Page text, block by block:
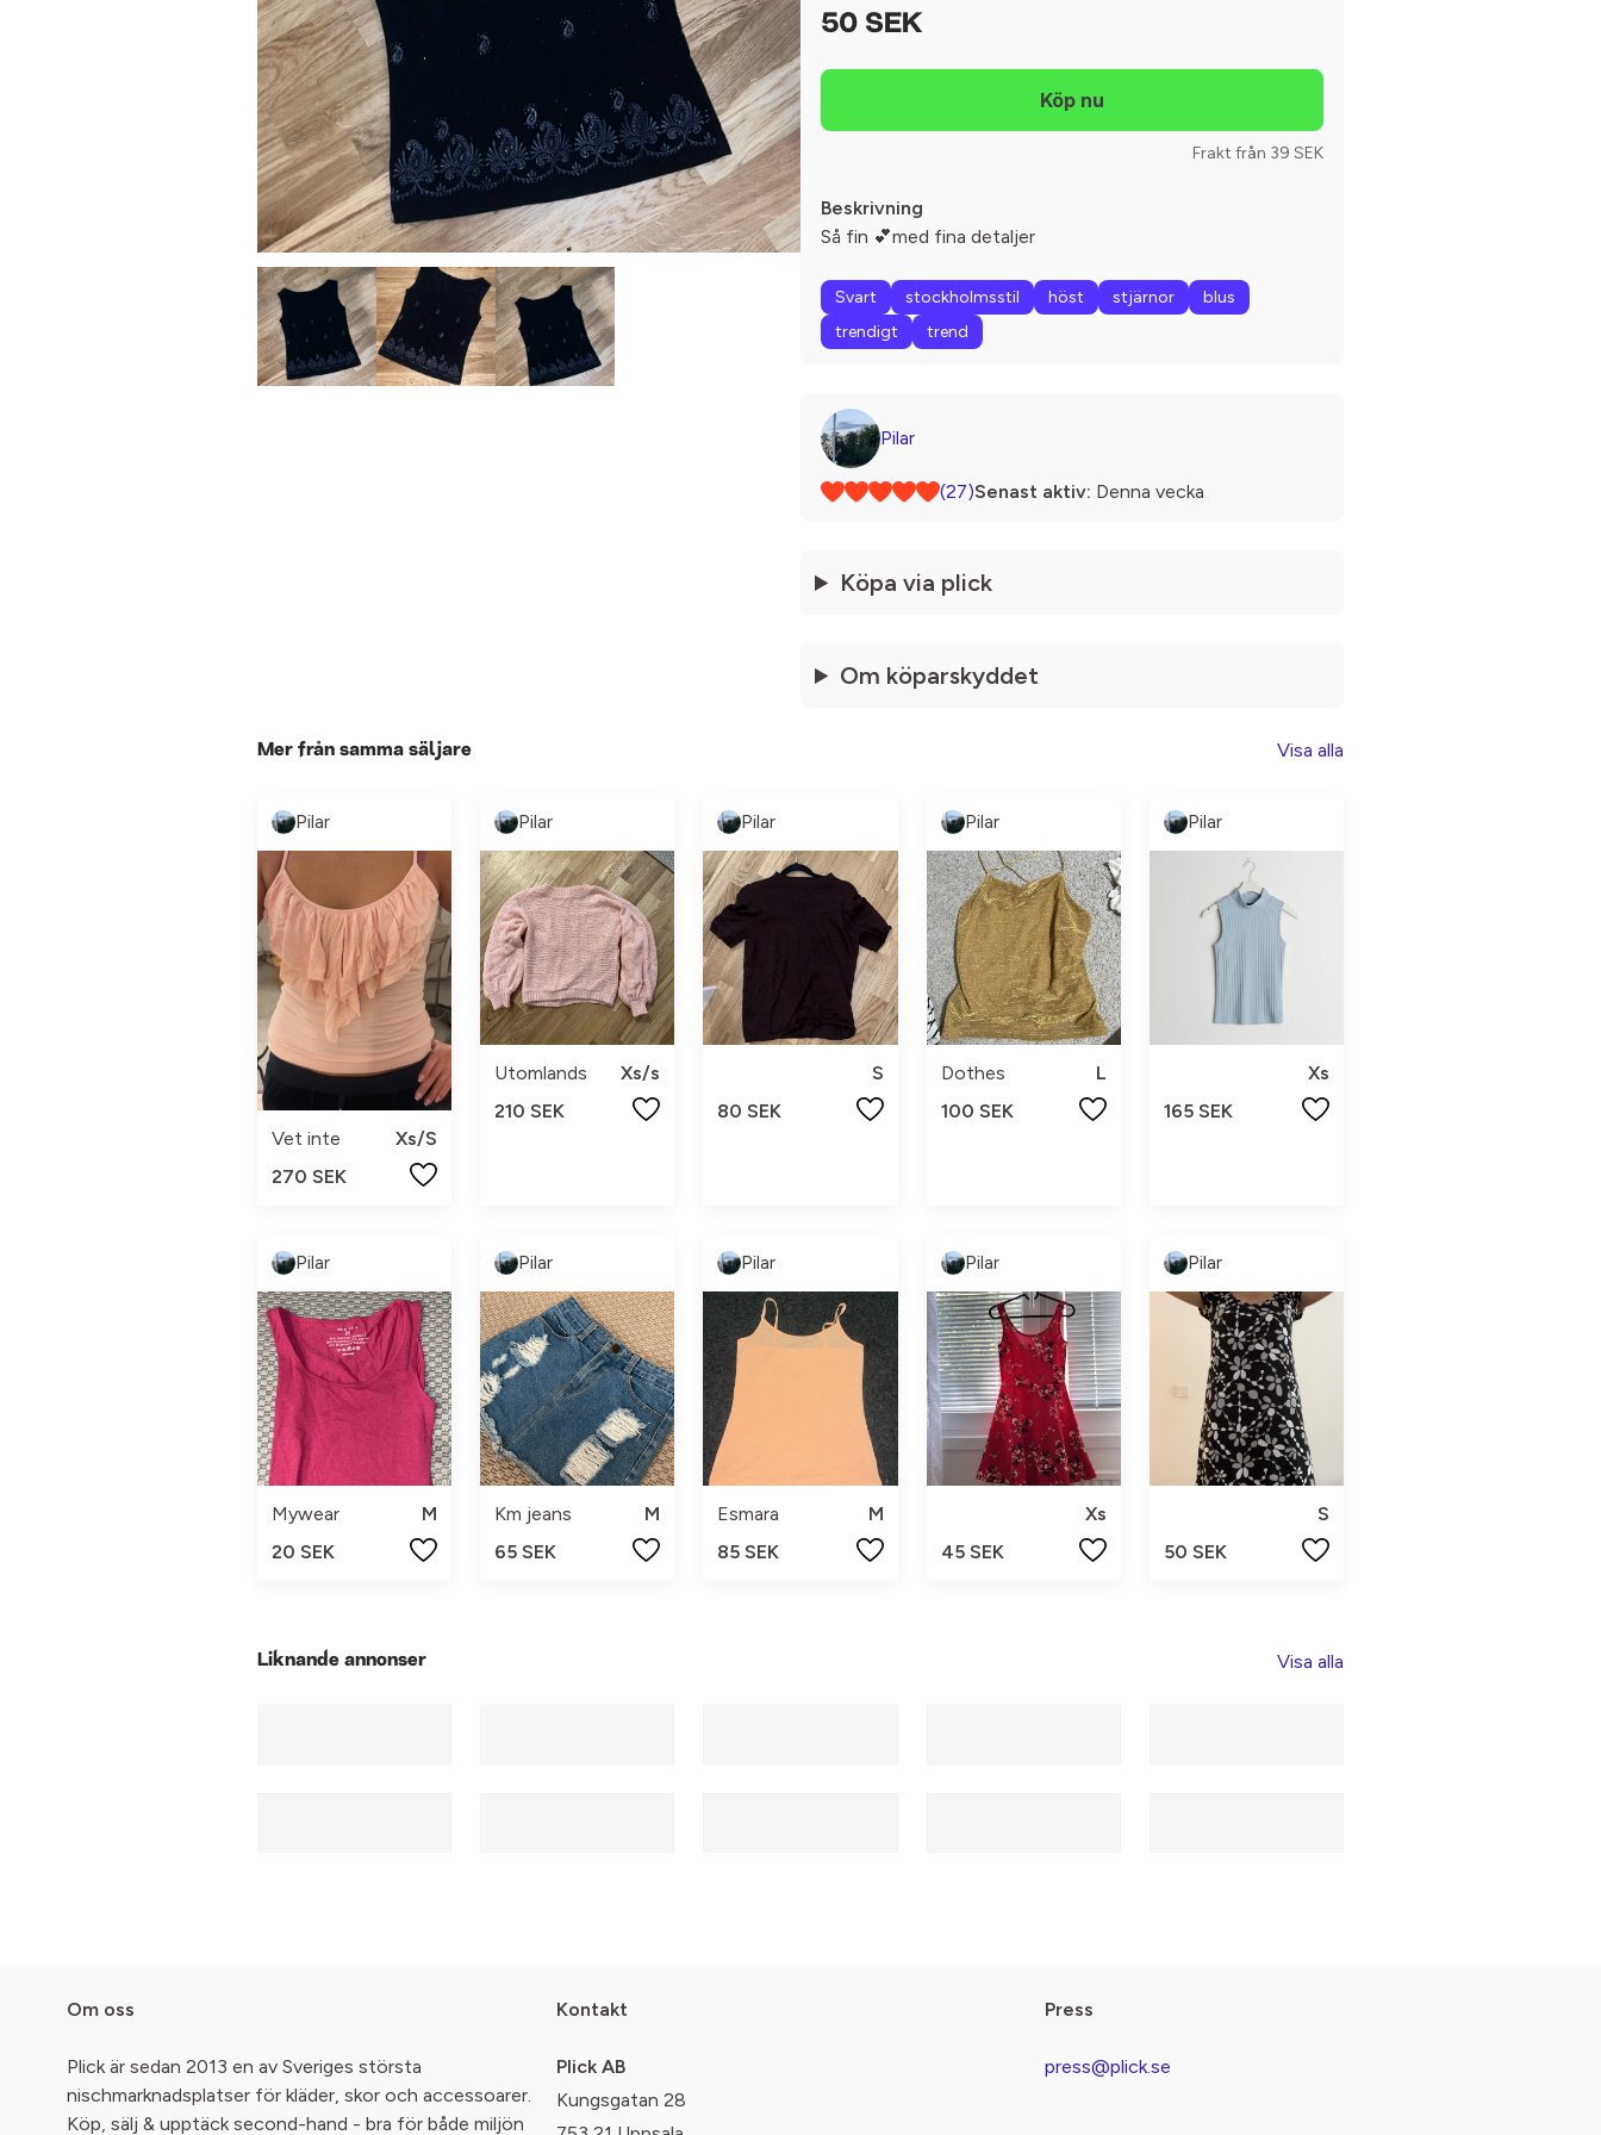
50 SEK
Frakt från 39 SEK
Beskrivning
Så fin 💕med fina detaljer
Svart stockholmsstil höst stjärnor
blus
trendigt
trend
Pilar
(27)Senast aktiv: Denna vecka
Köpa via plick
Om köparskyddet
Mer från samma säljare Visa alla
Pilar
Vet inte
Xs/S
270 SEK
Pilar
Utomlands
Xs/s
210 SEK
Pilar
S
80 SEK
Pilar
Dothes
L
100 SEK
Pilar
Xs
165 SEK
Pilar
Mywear
M
20 SEK
Pilar
Km jeans
M
65 SEK
Pilar
Esmara
M
85 SEK
Pilar
Xs
45 SEK
Pilar
S
50 SEK
Liknande annonser Visa alla
Om oss
Plick är sedan 2013 en av Sveriges största
nischmarknadsplatser för kläder, skor och accessoarer.
Köp, sälj & upptäck second-hand - bra för både miljön
Kontakt
Plick AB
Kungsgatan 28
Press
press@plick.se